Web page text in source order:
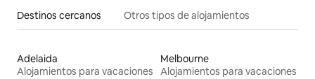
Destinos cercanos Otros tipos de alojamientos
Adelaida
Alojamientos para vacaciones
Melbourne
Alojamientos para vacaciones